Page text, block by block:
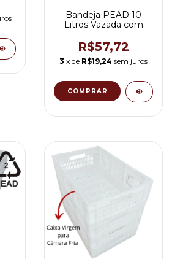
Bandeja PEAD 10
Litros Vazada com
64FF
R$57,72
3 x de R$19,24 sem juros